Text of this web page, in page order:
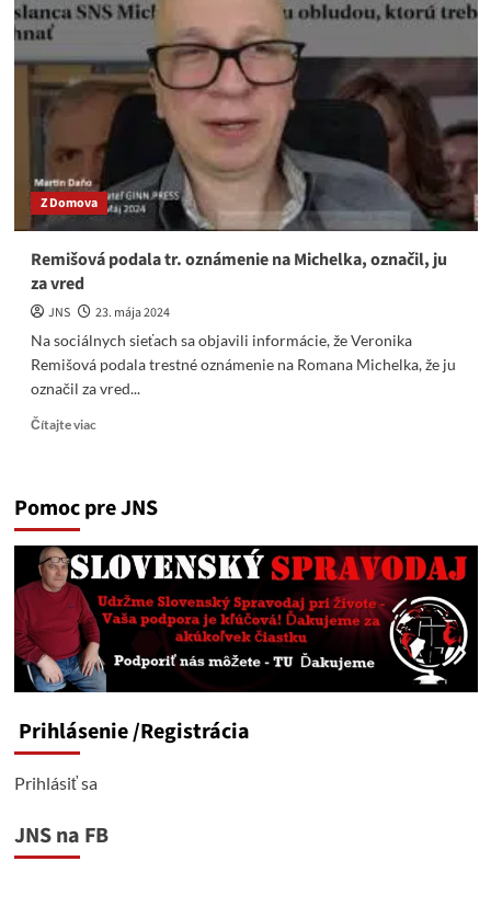
Z Domova
Remišová podala tr. oznámenie na Michelka, označil, ju
za vred
JNS
23. mája 2024
Na sociálnych sieťach sa objavili informácie, že Veronika
Remišová podala trestné oznámenie na Romana Michelka, že ju
označil za vred...
Čítajte viacRead
podala
oznámenie
na
označil,
ju
za
vred
Pomoc pre JNS
Prihlásenie/Registrácia
Prihlásiť sa
JNS na FB